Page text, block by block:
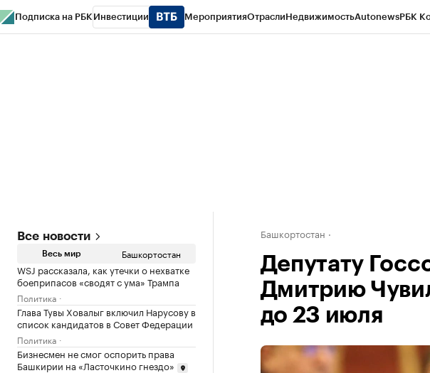
Подписка на РБК Инвестиции МероприятияОтраслиНедвижимостьAutonewsРБК
Все новости
Весь мир Башкортостан
WSJ рассказала, как утечки о нехватке
боеприпасов «сводят с ума» Трампа
Политика
Глава Тувы Ховалыг включил Нарусову в
список кандидатов в Совет Федерации
Политика
Бизнесмен не смог оспорить права
Башкирии на «Ласточкино гнездо»
Башкортостан
Депутату
Дмитрию
до 23 июля